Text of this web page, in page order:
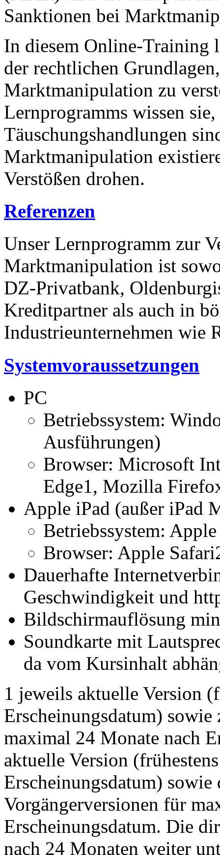
Sanktionen bei
In diesem Online-Training
der rechtlichen
Marktmanipulation zu
Lernprogramms wissen
Täuschungshandlungen
Marktmanipulation
Verstößen drohen.
Referenzen
Unser Lernprogramm zur
Marktmanipulation ist
DZ-Privatbank,
Kreditpartner als auch in
Industrieunternehmen wie
Systemvoraussetzungen
PC
Betriebssystem:
Ausführungen)
Browser: Microsoft
Edge1, Mozilla
Apple iPad (außer iPad
Betriebssystem:
Browser: Apple
Dauerhafte
Geschwindigkeit und
Bildschirmauflösung
Soundkarte mit
da vom Kursinhalt
1 jeweils aktuelle Version
Erscheinungsdatum)
maximal 24 Monate nach
aktuelle Version
Erscheinungsdatum)
Vorgängerversionen für
Erscheinungsdatum. Die
nach 24 Monaten weiter